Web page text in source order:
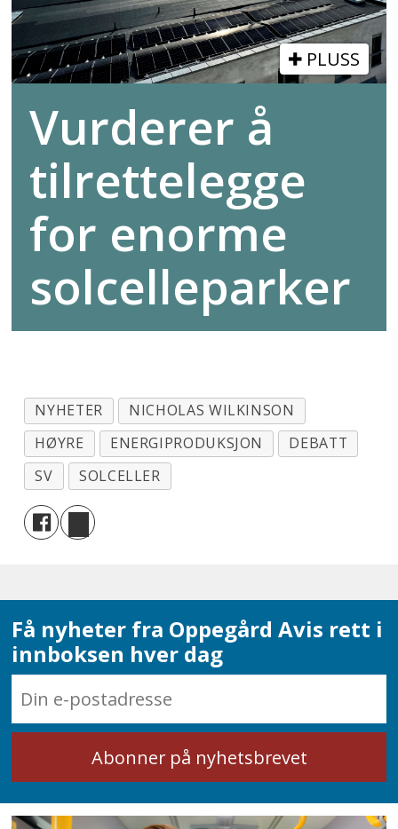
PLUSS
Vurderer å
tilrettelegge
for enorme
solcelleparker
NYHETER
NICHOLAS WILKINSON
HØYRE
ENERGIPRODUKSJON
DEBATT
SV
SOLCELLER
Få nyheter fra Oppegård Avis rett i
innboksen hver dag